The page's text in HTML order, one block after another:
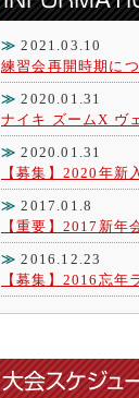
≫ 2021.03.10
練習会再開時期に
≫ 2020.01.31
ナイキ ズームX ヴ
≫ 2020.01.31
【募集】2020年新
≫ 2017.01.8
【重要】2017新年
≫ 2016.12.23
【募集】2016忘